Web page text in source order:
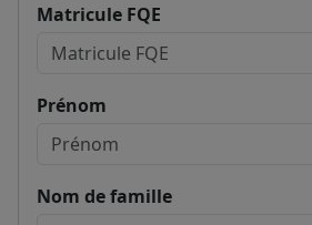
Matricule FQE
Prénom
Nom de famille